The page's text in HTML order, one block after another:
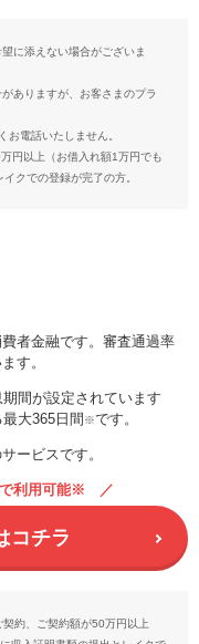
に添えない場合がございま
ありますが、お客さまのプラ
電話いたしません。
円以上（お借入れ額1万円でも
クでの登録が完了の方。
者金融です。審査通過率
す。
間が設定されています
大365日間 ※です。
ービスです。
利用可能※
コチラ
約、ご契約額が50万円以上